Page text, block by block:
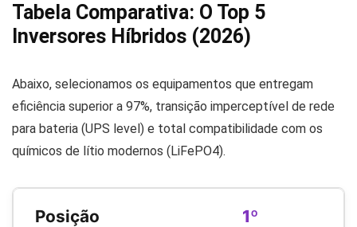
Tabela Comparativa: O Top 5
Inversores Híbridos (2026)
Abaixo, selecionamos os equipamentos que entregam
eficiência superior a 97%, transição imperceptível de rede
para bateria (UPS level) e total compatibilidade com os
químicos de lítio modernos (LiFePO4).
1º